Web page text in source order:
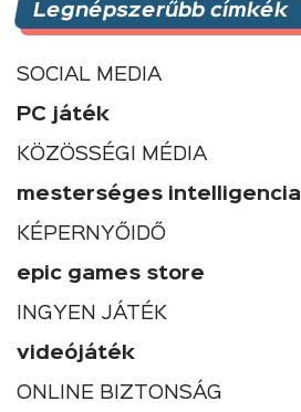
Legnépszerűbb címkék
SOCIAL MEDIA
PC játék
KÖZÖSSÉGI MÉDIA
mesterséges intelligencia
KÉPERNYŐIDŐ
epic games store
INGYEN JÁTÉK
videójáték
ONLINE BIZTONSÁG